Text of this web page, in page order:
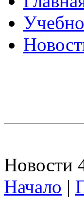
Новости
Начало |